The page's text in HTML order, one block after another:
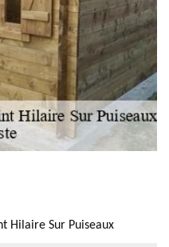
Hilaire Sur Puiseaux